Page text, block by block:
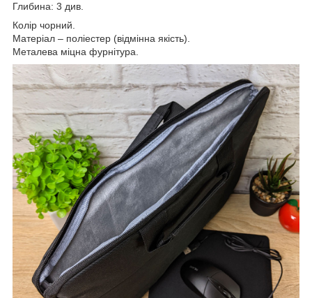
Глибина: 3 див.
Колір чорний.
Матеріал – поліестер (відмінна якість).
Металева міцна фурнітура.